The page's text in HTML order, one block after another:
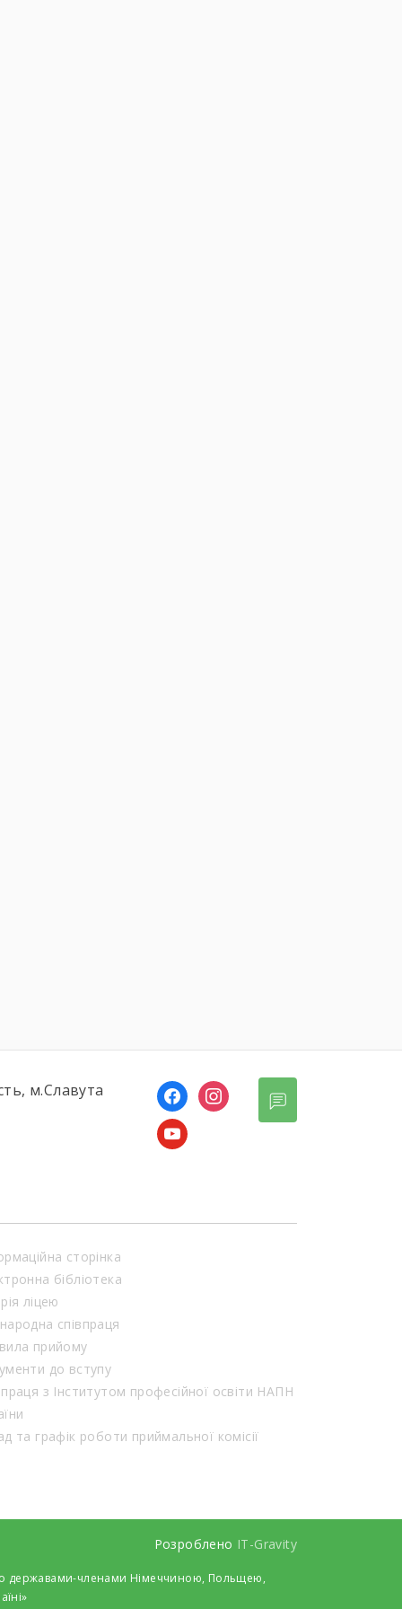
м.Славута
сторінка
бібліотека
ліцею
співпраця
прийому
до вступу
з Інститутом професійної освіти НАПН
Склад та графік роботи приймальної комісії
Розроблено IT-Gravity
державами-членами Німеччиною, Польщею,